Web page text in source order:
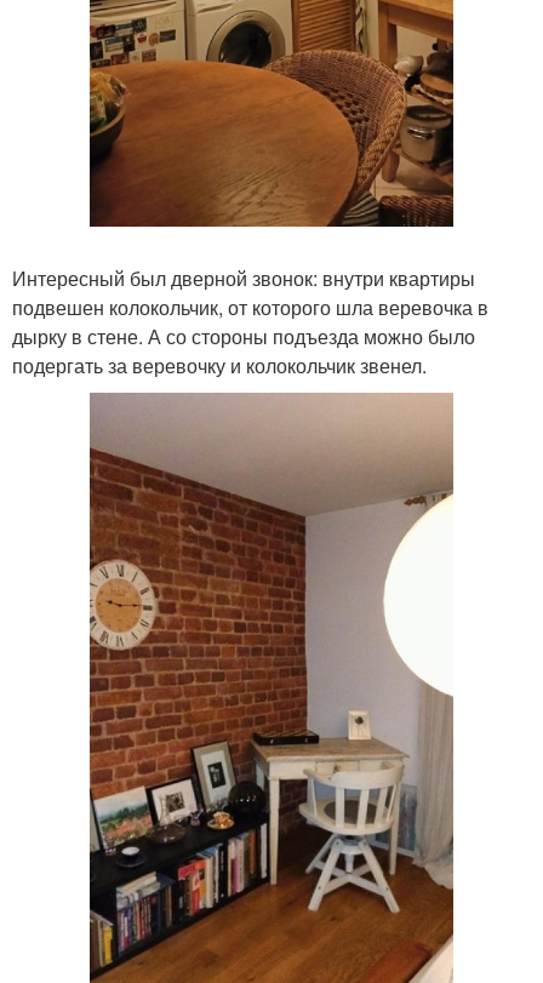
Интересный был дверной звонок: внутри квартиры
подвешен колокольчик, от которого шла веревочка в
дырку в стене. А со стороны подъезда можно было
подергать за веревочку и колокольчик звенел.